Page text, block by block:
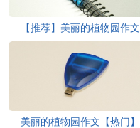
【推荐】美丽的植物园作文
美丽的植物园作文【热门】